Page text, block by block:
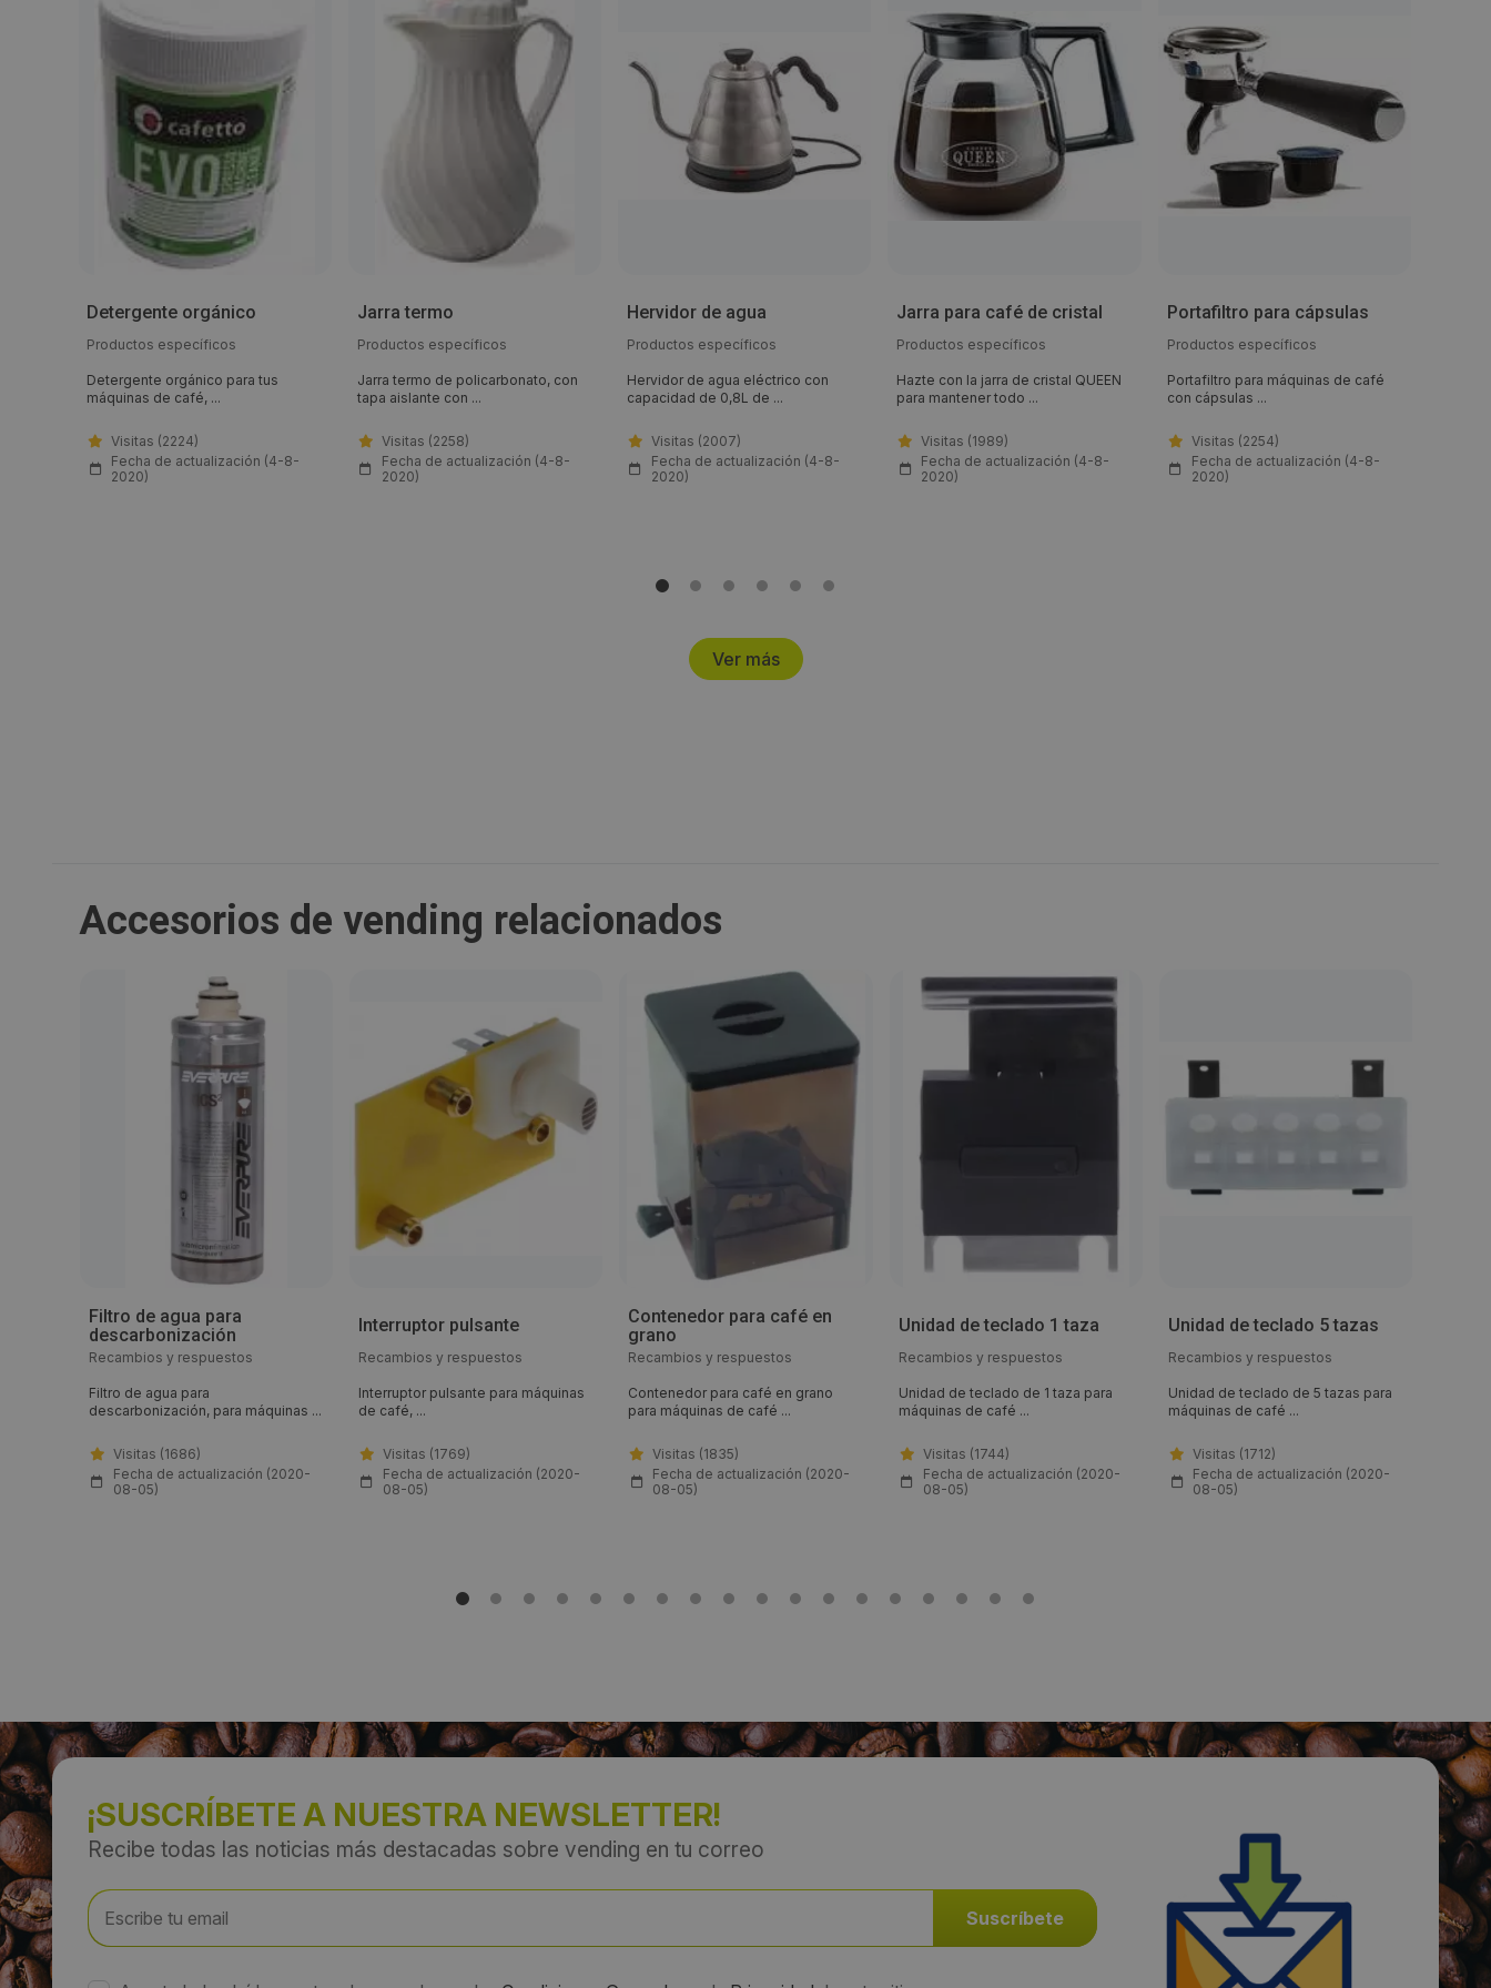
Detergente orgánico
Productos específicos
Detergente orgánico para tus
máquinas de café, ...
Visitas (2224)
Fecha de actualización (4-8-
2020)
Jarra termo
Productos específicos
Jarra termo de policarbonato, con
tapa aislante con ...
Visitas (2258)
Fecha de actualización (4-8-
2020)
Hervidor de agua
Productos específicos
Hervidor de agua eléctrico con
capacidad de 0,8L de ...
Visitas (2007)
Fecha de actualización (4-8-
2020)
Jarra para café de cristal
Productos específicos
Hazte con la jarra de cristal QUEEN
para mantener todo ...
Visitas (1989)
Fecha de actualización (4-8-
2020)
Portafiltro para cápsulas
Productos específicos
Portafiltro para máquinas de café
con cápsulas ...
Visitas (2254)
Fecha de actualización (4-8-
2020)
Ver más
Accesorios de vending relacionados
Filtro de agua para
descarbonización
Recambios y respuestos
Filtro de agua para
descarbonización, para máquinas ...
Visitas (1686)
Fecha de actualización (2020-
08-05)
Interruptor pulsante
Recambios y respuestos
Interruptor pulsante para máquinas
de café, ...
Visitas (1769)
Fecha de actualización (2020-
08-05)
Contenedor para café en
grano
Recambios y respuestos
Contenedor para café en grano
para máquinas de café ...
Visitas (1835)
Fecha de actualización (2020-
08-05)
Unidad de teclado 1 taza
Recambios y respuestos
Unidad de teclado de 1 taza para
máquinas de café ...
Visitas (1744)
Fecha de actualización (2020-
08-05)
Unidad de teclado 5 tazas
Recambios y respuestos
Unidad de teclado de 5 tazas para
máquinas de café ...
Visitas (1712)
Fecha de actualización (2020-
08-05)
¡SUSCRÍBETE A NUESTRA NEWSLETTER!
Recibe todas las noticias más destacadas sobre vending en tu correo